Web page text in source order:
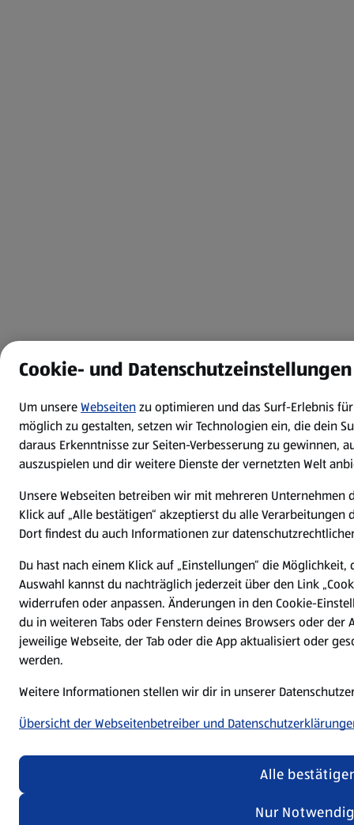
Cookie- und Datenschutzeinstellungen
Um unsereWebseitenzu optimieren und das Surf-Erlebnis
möglich zu gestalten, setzen wir Technologien ein, die dein
daraus Erkenntnisse zur Seiten-Verbesserung zu gewinnen,
auszuspielen und dir weitere Dienste der vernetzten Welt
Unsere Webseiten betreiben wir mit mehreren Unternehmen
Klick auf „Alle bestätigen“ akzeptierst du alle
Dort findest du auch Informationen zur
Du hast nach einem Klick auf „Einstellungen“ die
Auswahl kannst du nachträglich jederzeit über den Link
widerrufen oder anpassen. Änderungen in den Cookie-
du in weiteren Tabs oder Fenstern deines Browsers oder
jeweilige Webseite, der Tab oder die App aktualisiert oder
werden.
Weitere Informationen stellen wir dir in unserer
Übersicht der Webseitenbetreiber und
Nur
Alle